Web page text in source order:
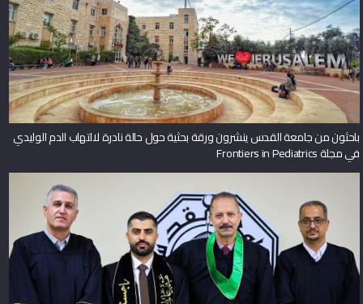
باحثون من جامعة القدس ينشرون ورقة بحثية حول حالة نادرة لالتهاب الدم الوليدي
في مجلة Frontiers in Pediatrics